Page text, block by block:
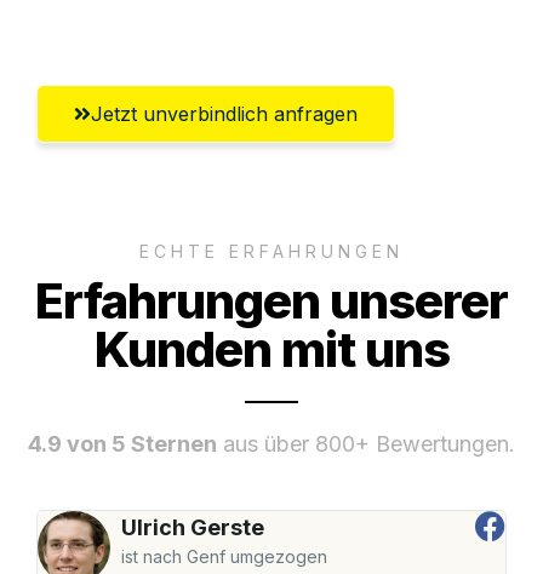
Jetzt unverbindlich anfragen
ECHTE ERFAHRUNGEN
Erfahrungen unserer
Kunden mit uns
4.9 von 5 Sternen aus über 800+ Bewertungen.
Ulrich Gerste
ist nach Genf umgezogen